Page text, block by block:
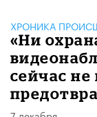
ХРОНИКА
«Ни
сейчас